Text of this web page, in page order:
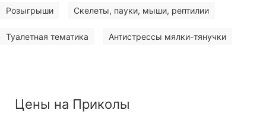
Цены на Приколы
Розыгрыши Скелеты, пауки, мыши, рептилии
Туалетная тематика Антистрессы мялки-тянучки